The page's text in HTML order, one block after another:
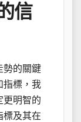
信
勢的關鍵
指標，我
更明智的
標及其在